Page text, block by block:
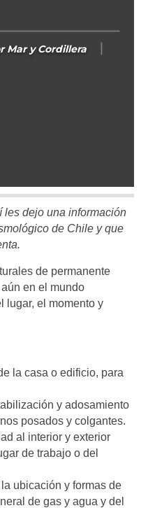
Mar y Cordillera
les dejo una información
de Chile y que
de permanente
en el mundo
lugar, el momento y
la casa o edificio, para
y adosamiento
posados y colgantes.
al interior y exterior
de trabajo o del
ubicación y formas de
de gas y agua y del